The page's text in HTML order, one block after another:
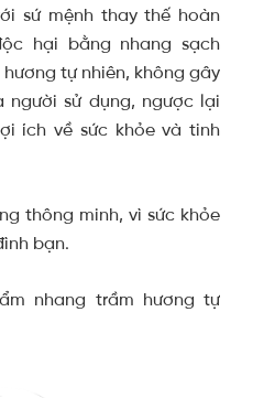
sứ mệnh thay thế hoàn
hại bằng nhang sạch
tự nhiên, không gây
sử dụng, ngược lại
ích về sức khỏe và tinh
thông minh, vì sức khỏe
bạn.
nhang trầm hương tự